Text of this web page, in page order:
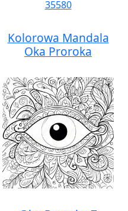
Kolorowa Mandala
Oka Proroka